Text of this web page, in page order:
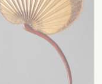
hinzufügen